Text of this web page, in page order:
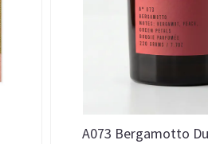
A073 Bergamotto